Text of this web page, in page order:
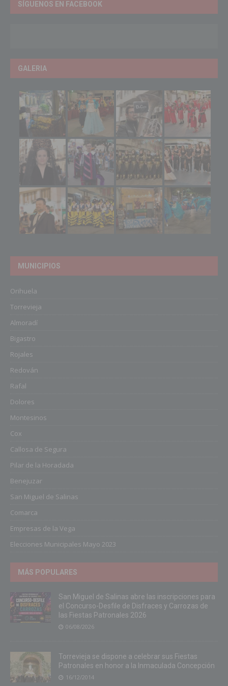
SÍGUENOS EN FACEBOOK
GALERIA
MUNICIPIOS
Orihuela
Torrevieja
Almoradí
Bigastro
Rojales
Redován
Rafal
Dolores
Montesinos
Cox
Callosa de Segura
Pilar de la Horadada
Benejuzar
San Miguel de Salinas
Comarca
Empresas de la Vega
Elecciones Municipales Mayo 2023
MÁS POPULARES
San Miguel de Salinas abre las inscripciones para
el Concurso-Desfile de Disfraces y Carrozas de
las Fiestas Patronales 2026
06/08/2026
Torrevieja se dispone a celebrar sus Fiestas
Patronales en honor a la Inmaculada Concepción
16/12/2014